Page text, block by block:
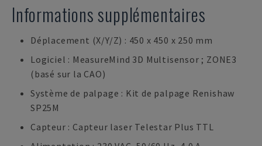
Informations supplémentaires
Déplacement (X/Y/Z) : 450 x 450 x 250 mm
Logiciel : MeasureMind 3D Multisensor ; ZONE3
(basé sur la CAO)
Système de palpage : Kit de palpage Renishaw
SP25M
Capteur : Capteur laser Telestar Plus TTL